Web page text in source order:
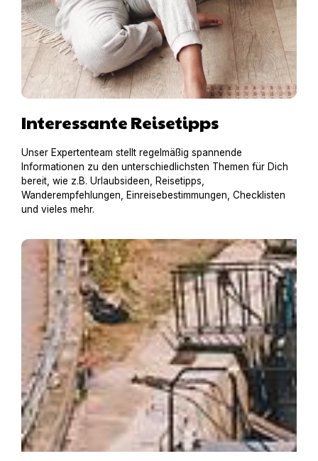
Interessante Reisetipps
Unser Expertenteam stellt regelmäßig spannende
Informationen zu den unterschiedlichsten Themen für Dich
bereit, wie z.B. Urlaubsideen, Reisetipps,
Wanderempfehlungen, Einreisebestimmungen, Checklisten
und vieles mehr.
Hausboot mit Hund